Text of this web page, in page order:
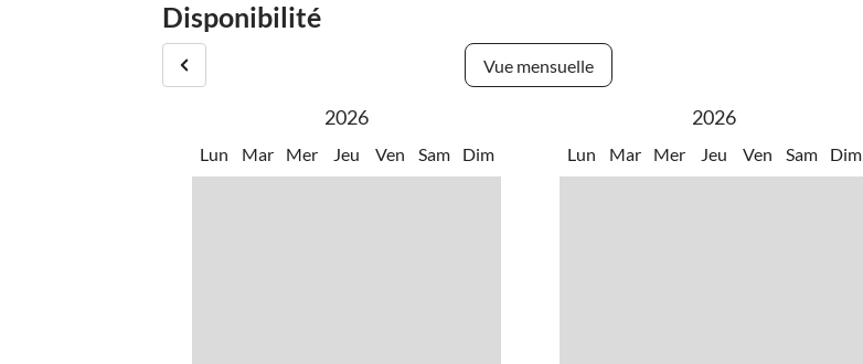
d'exception et sa gastronomie de haut niveau. La proche Stuttgart offre une riche offre culturelle et de
nombreuses attractions touristiques.
Disponibilité
Vue mensuelle
2026
Lun Mar Mer Jeu Ven Sam Dim
2026
Lun Mar Mer Jeu Ven Sam Dim